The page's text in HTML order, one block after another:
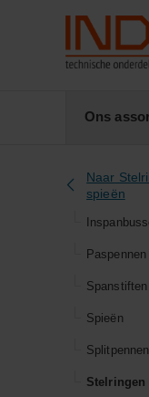
Ons
Naar
spieën
Paspennen
Spanstiften
Spieën
Splitpennen
Stelringen